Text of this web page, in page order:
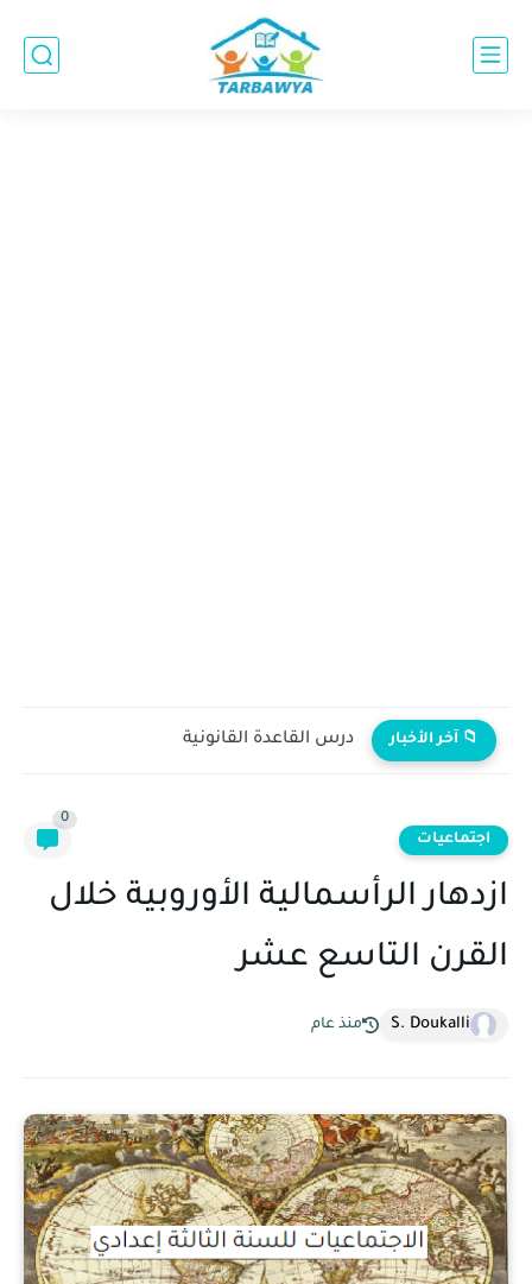
📁 آخر الأخبار درس القاعدة القانونية
اجتماعيات
0
ازدهار الرأسمالية الأوروبية خلال
القرن التاسع عشر
S. Doukalli منذ عام